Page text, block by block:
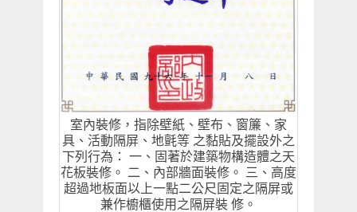
室內裝修，指除壁紙、壁布、窗簾、家
具、活動隔屏、地氈等 之黏貼及擺設外之
下列行為： 一、固著於建築物構造體之天
花板裝修。 二、內部牆面裝修。 三、高度
超過地板面以上一點二公尺固定之隔屏或
兼作櫥櫃使用之隔屏裝 修。